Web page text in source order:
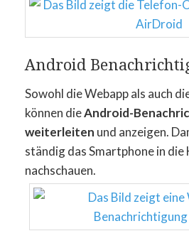
Android
Sowohl die Webapp als auch
können dieAndroid-
weiterleiten und anzeigen.
ständig das Smartphone in die
nachschauen.